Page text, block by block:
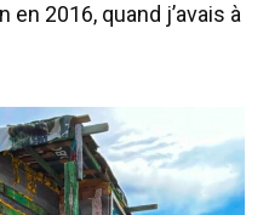
2016, quand j’avais à